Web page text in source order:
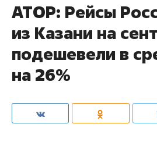
АТОР: Рейсы
из Казани на
подешевели в
на 26%